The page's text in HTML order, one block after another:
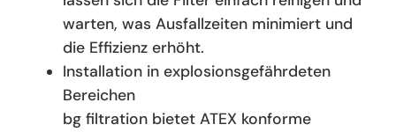
warten, was Ausfallzeiten minimiert und
die Effizienz erhöht.
Installation in explosionsgefährdeten
Bereichen
bg filtration bietet ATEX konforme